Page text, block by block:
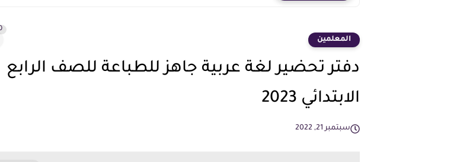
المعلمين
دفتر تحضير لغة عربية جاهز للطباعة للصف الرابع
الابتدائي 2023
سبتمبر 21, 2022